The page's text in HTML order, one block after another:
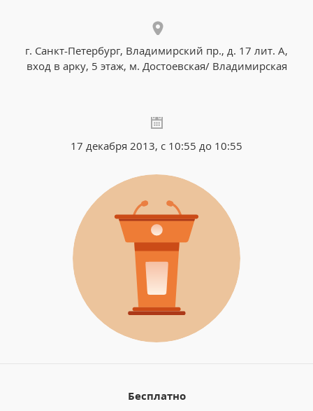
г. Санкт-Петербург, Владимирский пр., д. 17 лит. А,
вход в арку, 5 этаж, м. Достоевская/ Владимирская
17 декабря 2013, с 10:55 до 10:55
Бесплатно